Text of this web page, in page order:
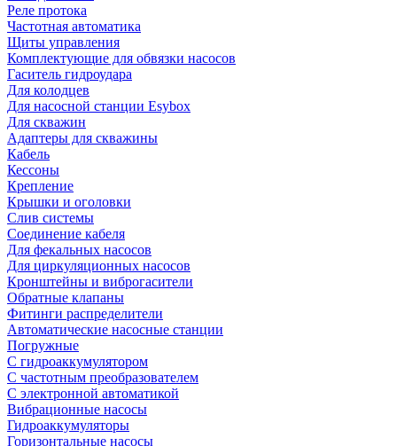
Реле протока
Частотная автоматика
Щиты управления
Комплектующие для обвязки насосов
Гаситель гидроудара
Для колодцев
Для насосной станции Esybox
Для скважин
Адаптеры для скважины
Кабель
Кессоны
Крепление
Крышки и оголовки
Слив системы
Соединение кабеля
Для фекальных насосов
Для циркуляционных насосов
Кронштейны и виброгасители
Обратные клапаны
Фитинги распределители
Автоматические насосные станции
Погружные
С гидроаккумулятором
С частотным преобразователем
С электронной автоматикой
Вибрационные насосы
Гидроаккумуляторы
Горизонтальные насосы